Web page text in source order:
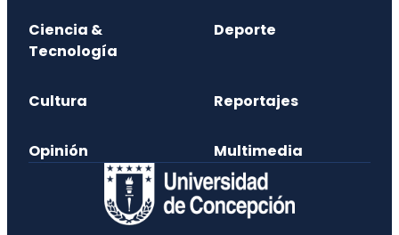
Ciencia &
Tecnología
Deporte
Cultura Reportajes
Opinión Multimedia